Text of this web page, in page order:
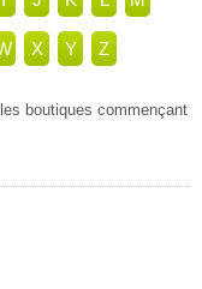
X Y Z
boutiques commençant